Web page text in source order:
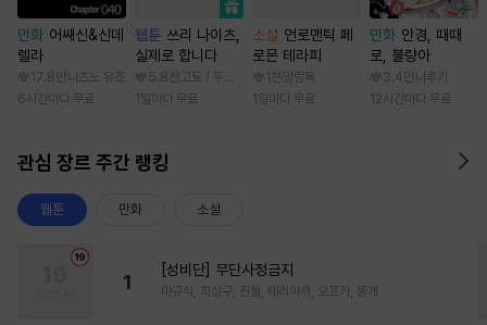
만화 어쌔신&신데
렐라
17.8만 나츠노 유조
6시간마다 무료
웹툰 쓰리 나이츠,
실제로 합니다
5.8천 고토 / 두나래
1일마다 무료
소설 언로맨틱 페
로몬 테라피
1천 망랑독
1일마다 무료
만화 안경, 때때
로, 불량아
3.4만 나루키
12시간마다 무료
관심 장르 주간 랭킹
웹툰 만화 소설
1
[성비단] 무단사정금지
마규식, 피상구, 진월, 테리야끼, 오프카, 뚱개